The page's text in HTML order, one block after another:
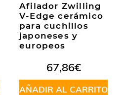
Afilador Zwilling
V-Edge cerámico
para cuchillos
japoneses y
europeos
67,86€
AÑADIR AL CARRITO